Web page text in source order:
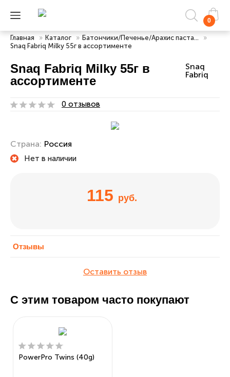
0
Главная » Каталог » Батончики/Печенье/Арахис паста...
»
Snaq Fabriq Milky 55г в ассортименте
Snaq Fabriq Milky 55г в
ассортименте
Snaq
Fabriq
0 отзывов
Страна: Россия
Нет в наличии
115 руб.
Отзывы
Оставить отзыв
С этим товаром часто покупают
PowerPro Twins (40g)